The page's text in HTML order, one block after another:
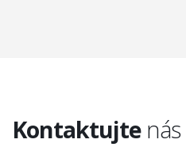
Kontaktujte nás